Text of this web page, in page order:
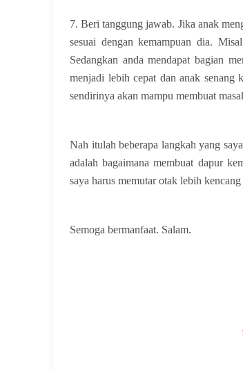
7. Beri tanggung jawab. Jika anak
sesuai dengan kemampuan dia.
Sedangkan anda mendapat bagian
menjadi lebih cepat dan anak senang
sendirinya akan mampu membuat
Nah itulah beberapa langkah yang
adalah bagaimana membuat dapur
saya harus memutar otak lebih
Semoga bermanfaat. Salam.